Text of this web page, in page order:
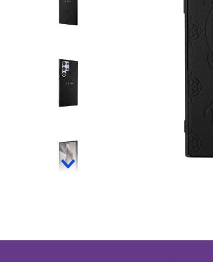
10 .